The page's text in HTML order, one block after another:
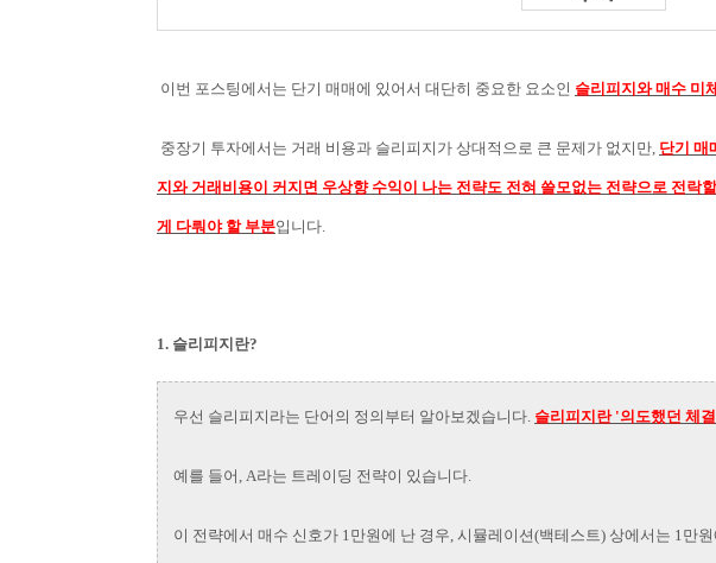
이번 포스팅에서는 단기 매매에 있어서 대단히 중요한 요소인 슬리피지와 매수 미
중장기 투자에서는 거래 비용과 슬리피지가 상대적으로 큰 문제가 없지만, 단기 매
지와 거래비용이 커지면 우상향 수익이 나는 전략도 전혀 쓸모없는 전략으로 전락
게 다뤄야 할 부분입니다.
1. 슬리피지란?
우선 슬리피지라는 단어의 정의부터 알아보겠습니다. 슬리피지란 '의도했던 체
예를 들어, A라는 트레이딩 전략이 있습니다.
이 전략에서 매수 신호가 1만원에 난 경우, 시뮬레이션(백테스트) 상에서는 1만